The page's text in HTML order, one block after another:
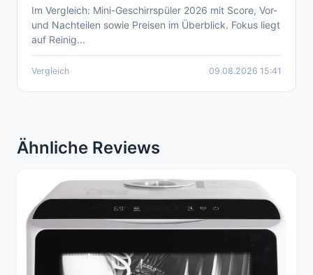
Aktueller Mini-Geschirrspüler Vergleich
2026
Im Vergleich: Mini-Geschirrspüler 2026 mit Score, Vor-
und Nachteilen sowie Preisen im Überblick. Fokus liegt
auf Reinig...
Vergleich 09.08.2026 15:41
Ähnliche Reviews